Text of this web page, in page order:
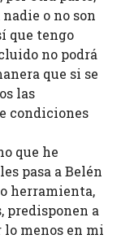
o no son
que tengo
no podrá
que si se
las
condiciones
que he
pasa a Belén
herramienta,
predisponen a
menos en mi